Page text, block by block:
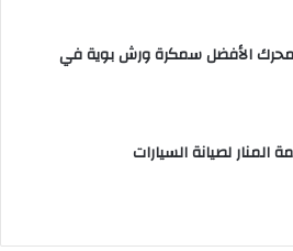
الأفضل سمكرة ورش بوية في
المنار لصيانة السيارات